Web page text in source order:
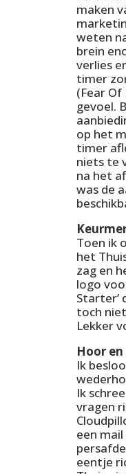
maken
weten
brein
verlies
timer
(Fear Of
gevoel.
op het
timer
niets te
na het
was de
Toen ik
het
zag en
logo
Starter’
toch
Lekker
Hoor
Ik
Ik
vragen
een
eentje